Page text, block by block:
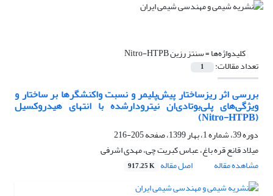
کلیدواژه‌ها =سنتز رزین Nitro-HTPB
تعداد مقالات: 1
بررسی اثر ریزساختار پیش‌پلیمر و نسبت واکنشگرها بر ساختار و
ویژگی‌های پلی‌بوتا‌دی‌ان نیترودارشده با انتهای هیدروکسیل
(Nitro-HTPB)
دوره 39، شماره 1، بهار 1399، صفحه
205-216
میلاد قانع قره باغ، عباس کبریت چی، مهدی اشرفی
مشاهده مقاله
اصل مقاله 917.25 K